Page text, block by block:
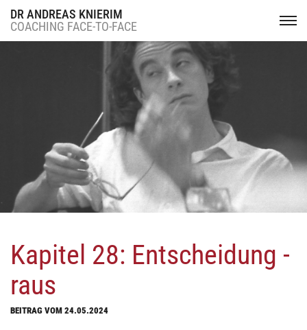
DR ANDREAS KNIERIM
COACHING FACE-TO-FACE
Kapitel 28: Entscheidung -
raus
BEITRAG VOM 24.05.2024